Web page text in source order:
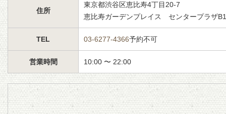
住所
東京都渋谷区恵比寿4丁目20-7
恵比寿ガーデンプレイス センタープラザB1
TEL 03-6277-4366予約不可
営業時間 10:00 〜 22:00